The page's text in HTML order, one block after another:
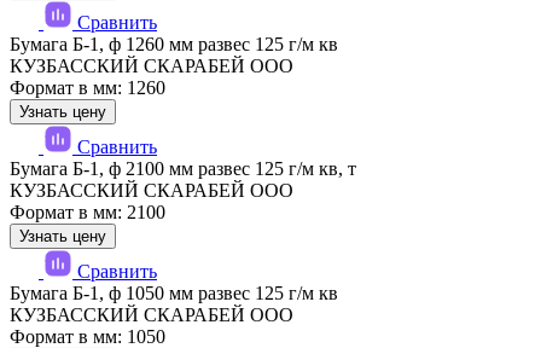
Сравнить
Бумага Б-1, ф 1260 мм развес 125 г/м кв
КУЗБАССКИЙ СКАРАБЕЙ ООО
Формат в мм: 1260
Узнать цену
Сравнить
Бумага Б-1, ф 2100 мм развес 125 г/м кв, т
КУЗБАССКИЙ СКАРАБЕЙ ООО
Формат в мм: 2100
Узнать цену
Сравнить
Бумага Б-1, ф 1050 мм развес 125 г/м кв
КУЗБАССКИЙ СКАРАБЕЙ ООО
Формат в мм: 1050